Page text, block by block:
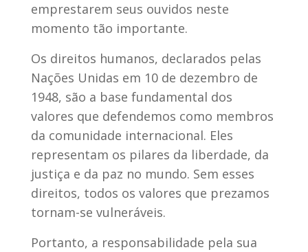
emprestarem seus ouvidos neste
momento tão importante.
Os direitos humanos, declarados pelas
Nações Unidas em 10 de dezembro de
1948, são a base fundamental dos
valores que defendemos como membros
da comunidade internacional. Eles
representam os pilares da liberdade, da
justiça e da paz no mundo. Sem esses
direitos, todos os valores que prezamos
tornam-se vulneráveis.
Portanto, a responsabilidade pela sua